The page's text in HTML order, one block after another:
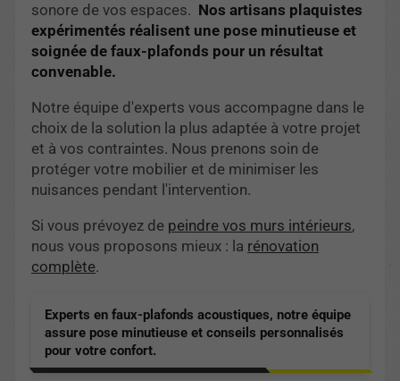
sonore de vos espaces. Nos artisans plaquistes
expérimentés réalisent une pose minutieuse et
soignée de faux-plafonds pour un résultat
convenable.
Notre équipe d'experts vous accompagne dans le
choix de la solution la plus adaptée à votre projet
et à vos contraintes. Nous prenons soin de
protéger votre mobilier et de minimiser les
nuisances pendant l'intervention.
Si vous prévoyez de peindre vos murs intérieurs,
nous vous proposons mieux : la rénovation
complète.
Experts en faux-plafonds acoustiques, notre équipe
assure pose minutieuse et conseils personnalisés
pour votre confort.